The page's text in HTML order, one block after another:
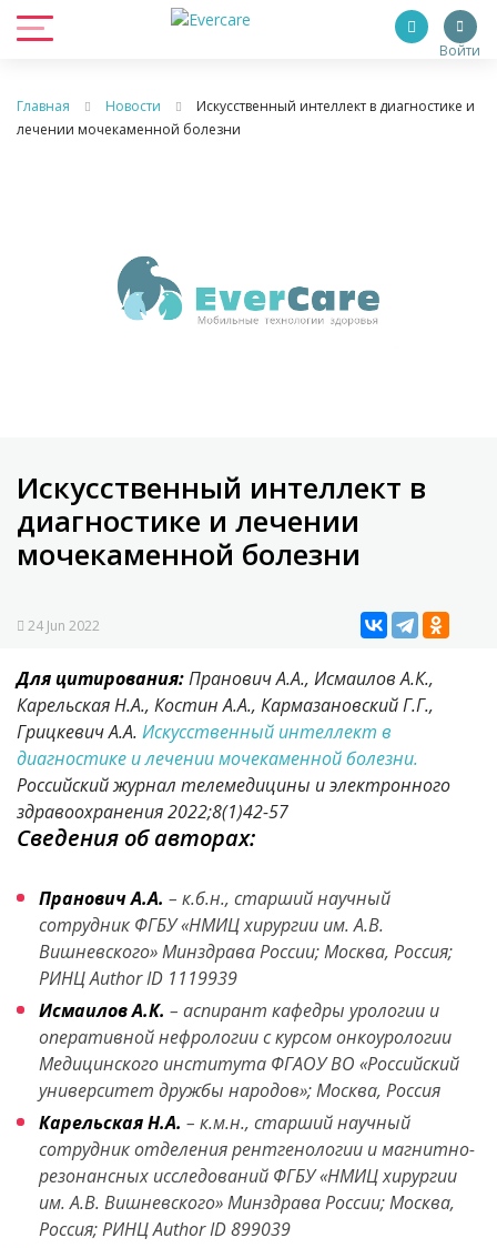
Войти
Главная Новости
Искусственный интеллект в диагностике и
лечении мочекаменной болезни
Искусственный интеллект в
диагностике и лечении
мочекаменной болезни
24 Jun 2022
Для цитирования:Пранович А.А., Исмаилов А.К.,
Карельская Н.А., Костин А.А., Кармазановский Г.Г.,
Грицкевич А.А. Искусственный интеллект в
диагностике и лечении мочекаменной болезни.
Российский журнал телемедицины и электронного
здравоохранения 2022;8(1)42-57
Сведения об авторах:
Пранович А.А. – к.б.н., старший научный
сотрудник ФГБУ «НМИЦ хирургии им. А.В.
Вишневского» Минздрава России; Москва, Россия;
РИНЦ Author ID 1119939
Исмаилов А.К. – аспирант кафедры урологии и
оперативной нефрологии с курсом онкоурологии
Медицинского института ФГАОУ ВО «Российский
университет дружбы народов»; Москва, Россия
Карельская Н.А. – к.м.н., старший научный
сотрудник отделения рентгенологии и магнитно-
резонансных исследований ФГБУ «НМИЦ хирургии
им. А.В. Вишневского» Минздрава России; Москва,
Россия; РИНЦ Author ID 899039